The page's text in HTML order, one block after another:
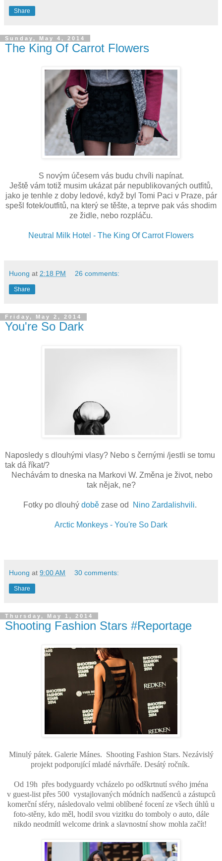
Share
Sunday, May 4, 2014
The King Of Carrot Flowers
S novým účesem vás budu chvíli napínat.
Ještě vám totiž musim ukázat pár nepublikovaných outfitů,
jako je tenhle z doby ledové, když byl Tomi Paci v Praze, pár
spešl fotek/outfitů, na který se těšte, a teprve pak vás shodim
ze židle, nebo rozpláču.
Neutral Milk Hotel - The King Of Carrot Flowers
Huong at 2:18 PM 26 comments:
Share
Friday, May 2, 2014
You're So Dark
Naposledy s dlouhými vlasy? Nebo s černými /jestli se tomu
tak dá říkat/?
Nechávám to dneska na Markovi W. Změna je život, nebo
tak nějak, ne?
Fotky po dlouhý době zase od Nino Zardalishvili.
Arctic Monkeys - You're So Dark
Huong at 9:00 AM 30 comments:
Share
Thursday, May 1, 2014
Shooting Fashion Stars #Reportage
Minulý pátek. Galerie Mánes. Shooting Fashion Stars. Nezávislý
projekt podporující mladé návrháře. Desátý ročník.
Od 19h přes bodyguardy vcházelo po odškrtnutí svého jména
v guest-list přes 500 vystajlovaných módních nadšenců a zástupců
komerční sféry, následovalo velmi oblíbené focení ze všech úhlů u
foto-stěny, kdo měl, hodil svou vizitku do tomboly o auto, dále
nikdo neodmítl welcome drink a slavnostní show mohla začít!